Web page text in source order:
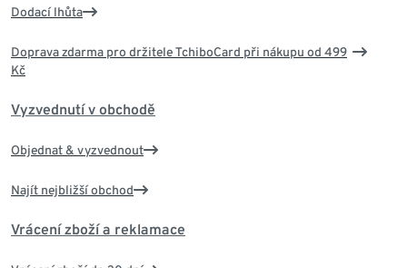
Dodací lhůta
Doprava zdarma pro držitele TchiboCard při nákupu od 499
Kč
Vyzvednutí v obchodě
Objednat & vyzvednout
Najít nejbližší obchod
Vrácení zboží a reklamace